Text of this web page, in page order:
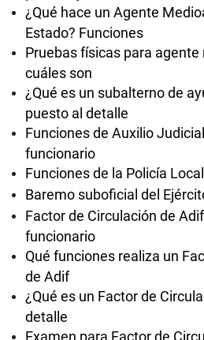
¿Qué hace un Agente
Estado? Funciones
Pruebas físicas para
cuáles son
¿Qué es un subalterno de
puesto al detalle
Funciones de Auxilio
funcionario
Funciones de la Policía
Baremo suboficial del
Factor de Circulación de
funcionario
Qué funciones realiza un
de Adif
¿Qué es un Factor de
detalle
Examen para Factor de